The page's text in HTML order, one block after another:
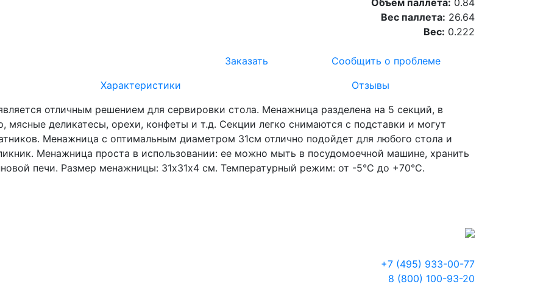
Вес паллета: 26.64
Вес: 0.222
Заказать
Сообщить о проблеме
Характеристики
Отзывы
отличным решением для сервировки стола. Менажница разделена на 5 секций, в
деликатесы, орехи, конфеты и т.д. Секции легко снимаются с подставки и могут
Менажница с оптимальным диаметром 31см отлично подойдет для любого стола и
Менажница проста в использовании: ее можно мыть в посудомоечной машине, хранить
печи. Размер менажницы: 31х31х4 см. Температурный режим: от -5°C до +70°C.
+7 (495) 933-00-77
8 (800) 100-93-20